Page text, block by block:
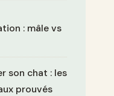
: mâle vs
son chat : les
prouvés